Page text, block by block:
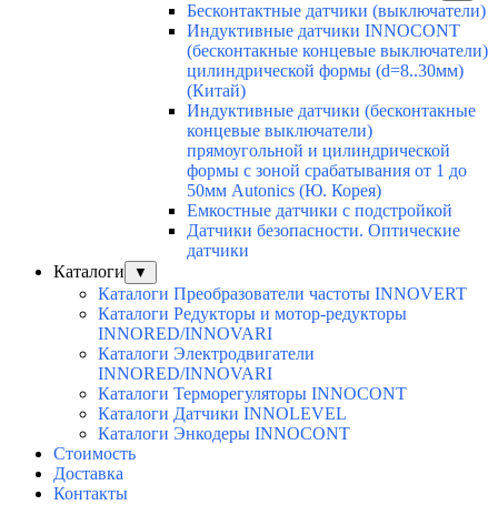
Бесконтактные датчики (выключатели)
Индуктивные датчики INNOCONT
(бесконтакные концевые выключатели)
цилиндрической формы (d=8..30мм)
(Китай)
Индуктивные датчики (бесконтакные
концевые выключатели)
прямоугольной и цилиндрической
формы с зоной срабатывания от 1 до
50мм Autonics (Ю. Корея)
Емкостные датчики с подстройкой
Датчики безопасности. Оптические
датчики
Каталоги
▼
Каталоги Преобразователи частоты INNOVERT
Каталоги Редукторы и мотор-редукторы
INNORED/INNOVARI
Каталоги Электродвигатели
INNORED/INNOVARI
Каталоги Терморегуляторы INNOCONT
Каталоги Датчики INNOLEVEL
Каталоги Энкодеры INNOCONT
Стоимость
Доставка
Контакты